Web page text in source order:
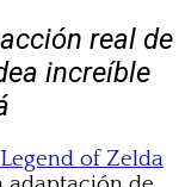
real de
increíble
of Zelda